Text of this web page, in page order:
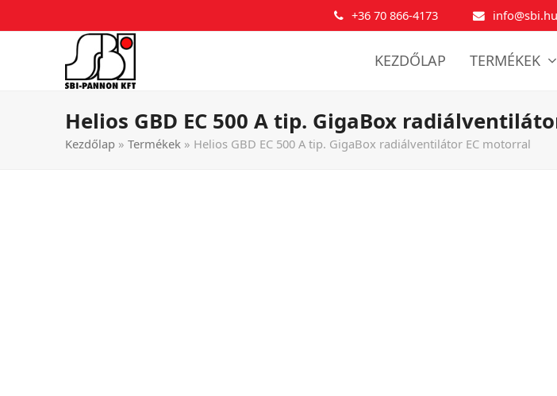
+36 70 866-4173 info@sbi.hu
KEZDŐLAP TERMÉKEK
Helios GBD EC 500 A tip. GigaBox
Kezdőlap » Termékek » Helios GBD EC 500 A tip. GigaBox radiálventilátor EC motorral